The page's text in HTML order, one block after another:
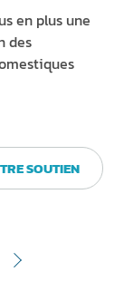
en plus une
des
SOUTIEN